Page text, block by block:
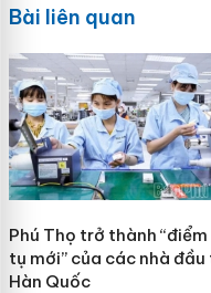
Bài liên quan
Phú Thọ trở thành “điểm
tụ mới” của các nhà đầu
Hàn Quốc